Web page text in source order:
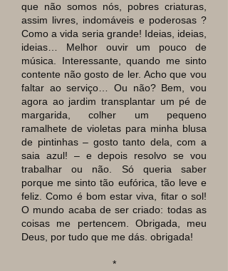
que não somos nós, pobres criaturas,
assim livres, indomáveis e poderosas ?
Como a vida seria grande! Ideias, ideias,
ideias… Melhor ouvir um pouco de
música. Interessante, quando me sinto
contente não gosto de ler. Acho que vou
faltar ao serviço… Ou não? Bem, vou
agora ao jardim transplantar um pé de
margarida, colher um pequeno
ramalhete de violetas para minha blusa
de pintinhas– gosto tanto dela, com a
saia azul! –e depois resolvo se vou
trabalhar ou não. Só queria saber
porque me sinto tão eufórica, tão leve e
feliz. Como é bom estar viva, fitar o sol!
O mundo acaba de ser criado: todas as
coisas me pertencem. Obrigada, meu
Deus, por tudo que me dás. obrigada!
*